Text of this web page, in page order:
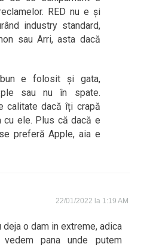
RED nu e și
industry standard,
sau Arri, asta dacă
e folosit și gata,
sau nu în spate.
calitate dacă îți crapă
cu ele. Plus că dacă e
preferă Apple, aia e
22/01/2022 la 1:19 AM
o dam in extreme, adica
pana unde putem